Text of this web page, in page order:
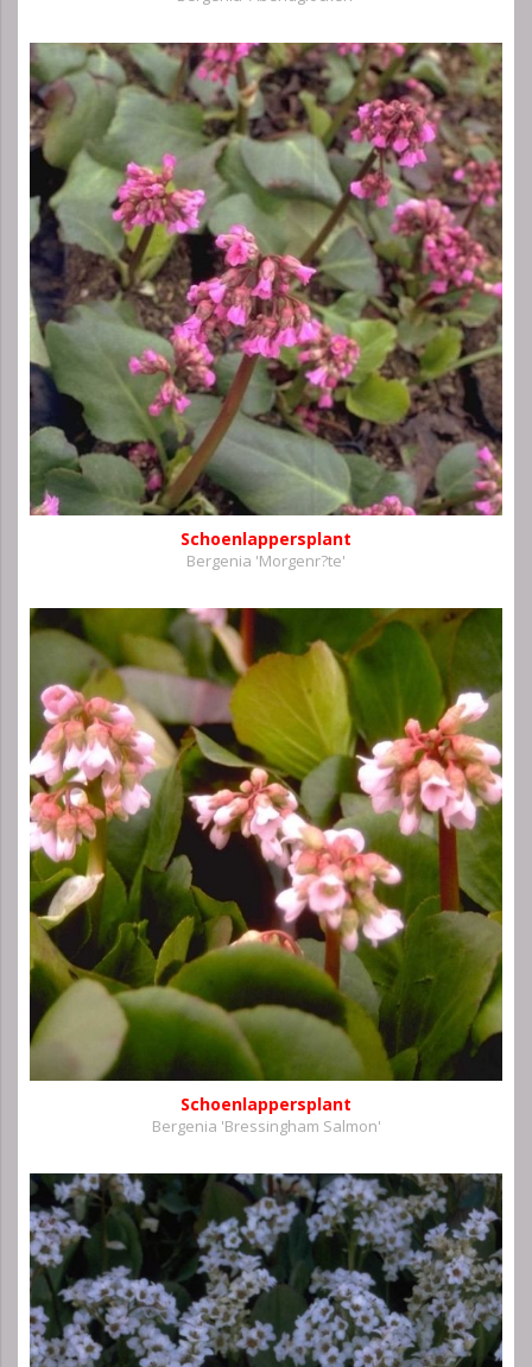
Schoenlappersplant
Bergenia 'Morgenr?te'
Schoenlappersplant
Bergenia 'Bressingham Salmon'